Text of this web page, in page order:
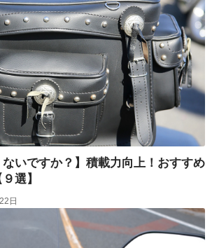
ないですか？】積載力向上！おすすめ
選】
日